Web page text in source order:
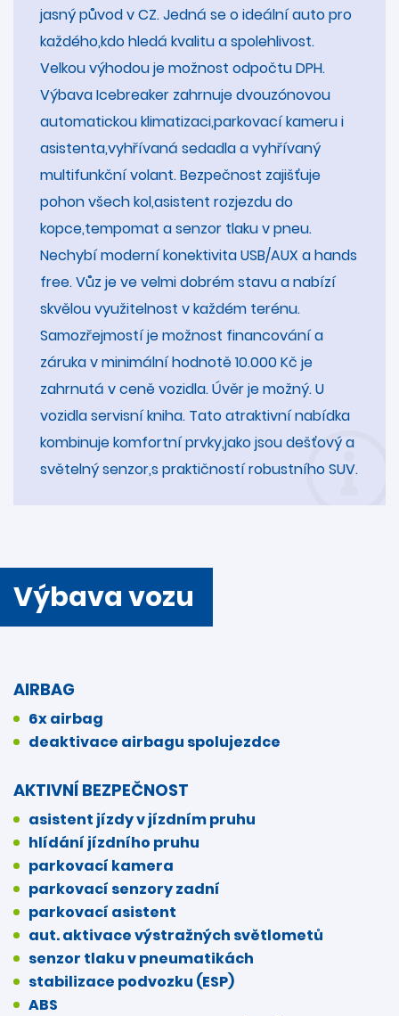
jasný původ v CZ. Jedná se o ideální auto pro
každého,kdo hledá kvalitu a spolehlivost.
Velkou výhodou je možnost odpočtu DPH.
Výbava Icebreaker zahrnuje dvouzónovou
automatickou klimatizaci,parkovací kameru i
asistenta,vyhřívaná sedadla a vyhřívaný
multifunkční volant. Bezpečnost zajišťuje
pohon všech kol,asistent rozjezdu do
kopce,tempomat a senzor tlaku v pneu.
Nechybí moderní konektivita USB/AUX a hands
free. Vůz je ve velmi dobrém stavu a nabízí
skvělou využitelnost v každém terénu.
Samozřejmostí je možnost financování a
záruka v minimální hodnotě 10.000 Kč je
zahrnutá v ceně vozidla. Úvěr je možný. U
vozidla servisní kniha. Tato atraktivní nabídka
kombinuje komfortní prvky,jako jsou dešťový a
světelný senzor,s praktičností robustního SUV.
Výbava vozu
AIRBAG
6x airbag
deaktivace airbagu spolujezdce
AKTIVNÍ BEZPEČNOST
asistent jízdy v jízdním pruhu
hlídání jízdního pruhu
parkovací kamera
parkovací senzory zadní
parkovací asistent
aut. aktivace výstražných světlometů
senzor tlaku v pneumatikách
stabilizace podvozku (ESP)
ABS